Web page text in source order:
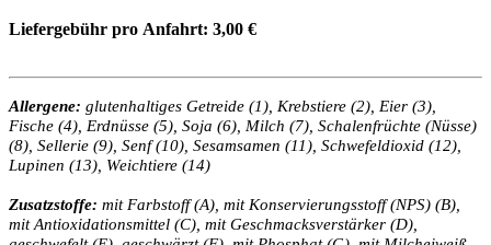
Liefergebühr pro Anfahrt: 3,00 €
Allergene: glutenhaltiges Getreide (1), Krebstiere (2), Eier (3),
Fische (4), Erdnüsse (5), Soja (6), Milch (7), Schalenfrüchte (Nüsse)
(8), Sellerie (9), Senf (10), Sesamsamen (11), Schwefeldioxid (12),
Lupinen (13), Weichtiere (14)
Zusatzstoffe: mit Farbstoff (A), mit Konservierungsstoff (NPS) (B),
mit Antioxidationsmittel (C), mit Geschmacksverstärker (D),